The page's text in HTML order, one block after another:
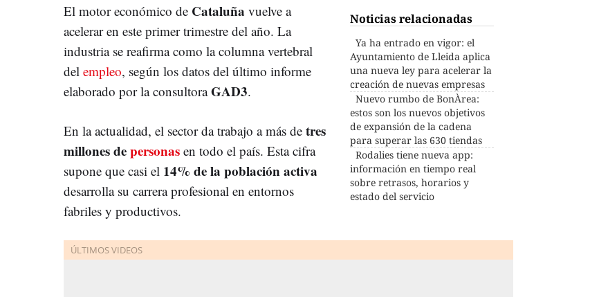
Noticias relacionadas
Ya ha entrado en vigor: el
Ayuntamiento de Lleida aplica
una nueva ley para acelerar la
creación de nuevas empresas
Nuevo rumbo de BonÀrea:
estos son los nuevos objetivos
de expansión de la cadena
para superar las 630 tiendas
Rodalies tiene nueva app:
información en tiempo real
sobre retrasos, horarios y
estado del servicio
El motor económico de Cataluña vuelve a
acelerar en este primer trimestre del año. La
industria se reafirma como la columna vertebral
del empleo, según los datos del último informe
elaborado por la consultoraGAD3.
En la actualidad, el sector da trabajo a más de tres
millones depersonas en todo el país. Esta cifra
supone que casi el 14% de la población activa
desarrolla su carrera profesional en entornos
fabriles y productivos.